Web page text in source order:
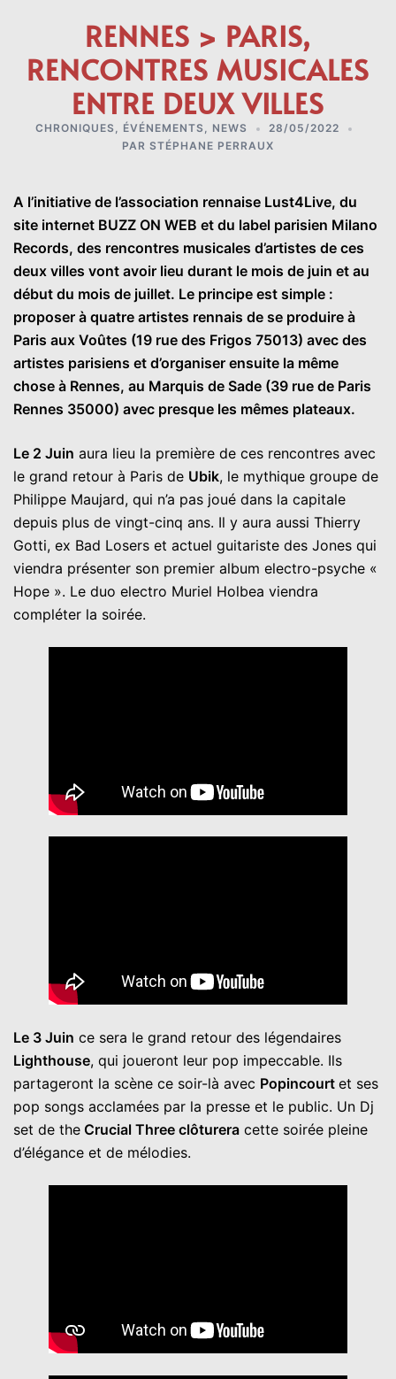
RENNES > PARIS,
RENCONTRES MUSICALES
ENTRE DEUX VILLES
CHRONIQUES , ÉVÉNEMENTS , NEWS
28/05/2022
PAR STÉPHANE PERRAUX
A l’initiative de l’association rennaise Lust4Live, du
site internet BUZZ ON WEB et du label parisien Milano
Records, des rencontres musicales d’artistes de ces
deux villes vont avoir lieu durant le mois de juin et au
début du mois de juillet. Le principe est simple :
proposer à quatre artistes rennais de se produire à
Paris aux Voûtes (19 rue des Frigos 75013) avec des
artistes parisiens et d’organiser ensuite la même
chose à Rennes, au Marquis de Sade (39 rue de Paris
Rennes 35000) avec presque les mêmes plateaux.
Le 2 Juin aura lieu la première de ces rencontres avec
le grand retour à Paris de Ubik, le mythique groupe de
Philippe Maujard, qui n’a pas joué dans la capitale
depuis plus de vingt-cinq ans. Il y aura aussi Thierry
Gotti, ex Bad Losers et actuel guitariste des Jones qui
viendra présenter son premier album electro-psyche «
Hope ». Le duo electro Muriel Holbea viendra
compléter la soirée.
Le 3 Juin ce sera le grand retour des légendaires
Lighthouse, qui joueront leur pop impeccable. Ils
partageront la scène ce soir-là avec Popincourt et ses
pop songs acclamées par la presse et le public. Un Dj
set de the Crucial Three clôturera cette soirée pleine
d’élégance et de mélodies.